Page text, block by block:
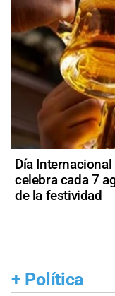
Día
celebra cada 7
de la festividad
+ Política